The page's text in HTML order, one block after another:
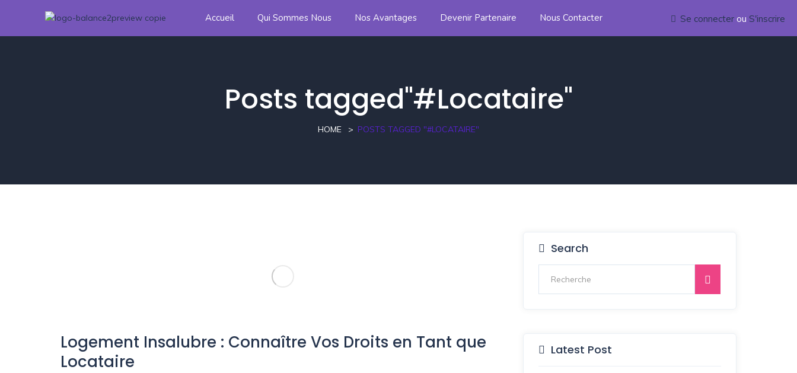
Accueil Qui Sommes Nous Nos Avantages Devenir Partenaire Nous Contacter Se connecter ou S'inscrire
Posts tagged"#Locataire"
HOME POSTS TAGGED "#LOCATAIRE"
Logement Insalubre : Connaître Vos Droits en Tant que
Locataire
Search
Latest Post